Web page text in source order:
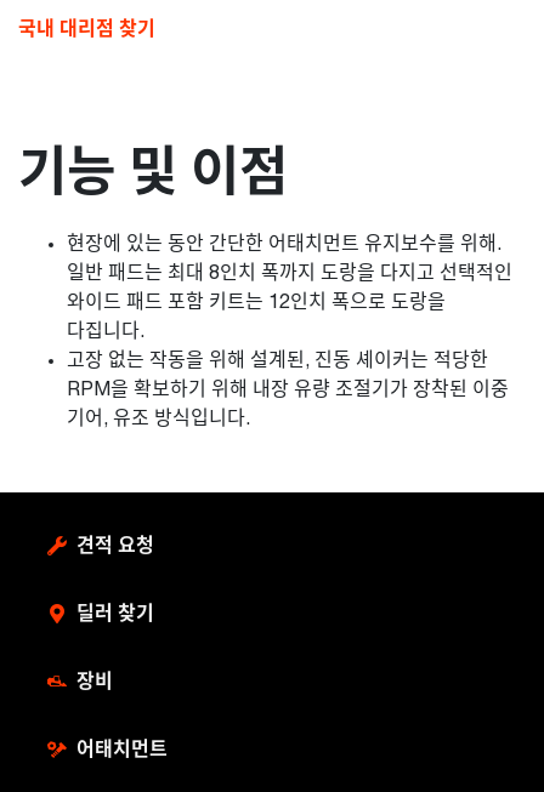
국내 대리점 찾기
기능 및 이점
현장에 있는 동안 간단한 어태치먼트 유지보수를 위해.
일반 패드는 최대 8인치 폭까지 도랑을 다지고 선택적인
와이드 패드 포함 키트는 12인치 폭으로 도랑을
다집니다.
고장 없는 작동을 위해 설계된, 진동 셰이커는 적당한
RPM을 확보하기 위해 내장 유량 조절기가 장착된 이중
기어, 유조 방식입니다.
견적 요청
딜러 찾기
장비
어태치먼트